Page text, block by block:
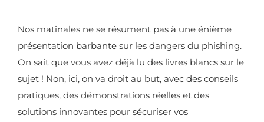
Nos matinales ne se résument pas à une énième
présentation barbante sur les dangers du phishing.
On sait que vous avez déjà lu des livres blancs sur le
sujet ! Non, ici, on va droit au but, avec des conseils
pratiques, des démonstrations réelles et des
solutions innovantes pour sécuriser vos